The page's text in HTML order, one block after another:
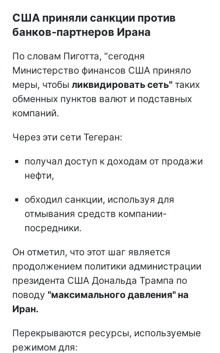
США приняли санкции против
банков-партнеров Ирана
По словам Пиготта, "сегодня
Министерство финансов США приняло
меры, чтобы ликвидировать сеть" таких
обменных пунктов валют и подставных
компаний.
Через эти сети Тегеран:
получал доступ к доходам от продажи
нефти,
обходил санкции, используя для
отмывания средств компании-
посредники.
Он отметил, что этот шаг является
продолжением политики администрации
президента США Дональда Трампа по
поводу "максимального давления" на
Иран.
Перекрываются ресурсы, используемые
режимом для: